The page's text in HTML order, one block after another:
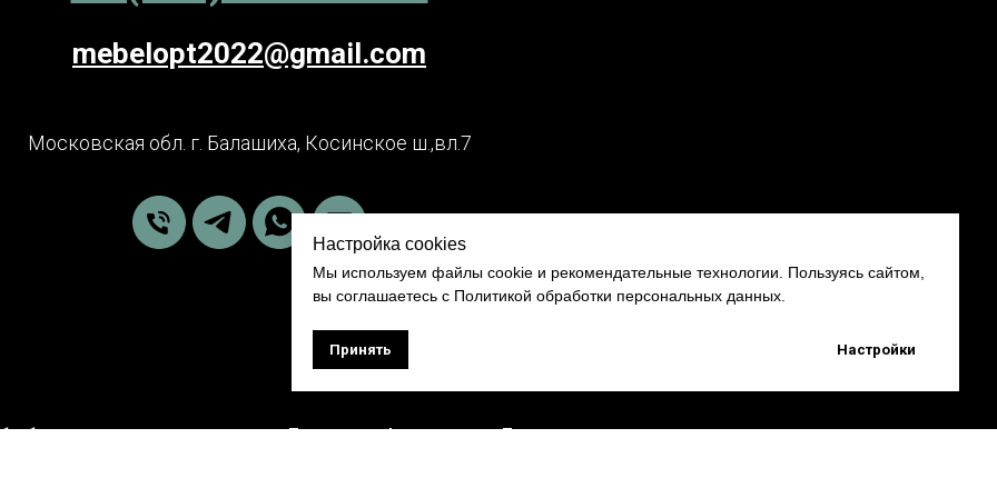
mebelopt2022@gmail.com
Московская обл. г. Балашиха, Косинское ш.,вл.7
Настройка cookies
Мы используем файлы cookie и рекомендательные технологии. Пользуясь сайтом,
вы соглашаетесь с Политикой обработки персональных данных.
Принять Настройки
персональных данных Правовая информация
Партнерам